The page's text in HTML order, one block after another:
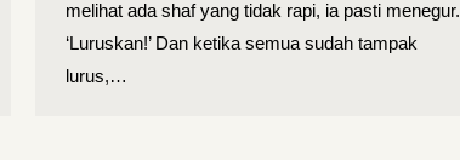
melihat ada shaf yang tidak rapi, ia pasti menegur.
‘Luruskan!’ Dan ketika semua sudah tampak
lurus,…